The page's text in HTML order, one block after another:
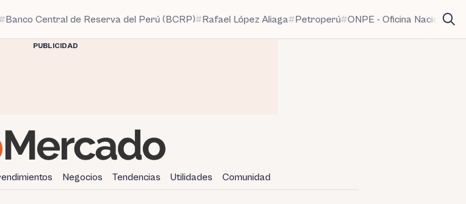
Banco Central de Reserva del Perú (BCRP) Rafael López Aliaga Petroperú ONPE - Oficina Nacional
PUBLICIDAD
Negocios Tendencias Utilidades Comunidad